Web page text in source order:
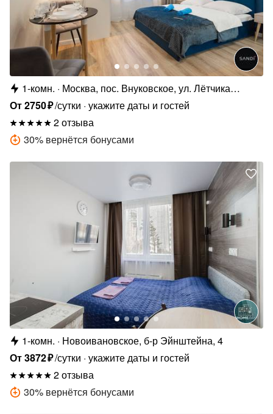
1-комн.
Москва, пос. Внуковское, ул. Лётчика
Грицевца, 14А
От2750₽/сутки укажите даты и гостей
2 отзыва
30% вернётся бонусами
1-комн.
Новоивановское, б-р Эйнштейна, 4
От3872₽/сутки укажите даты и гостей
2 отзыва
30% вернётся бонусами